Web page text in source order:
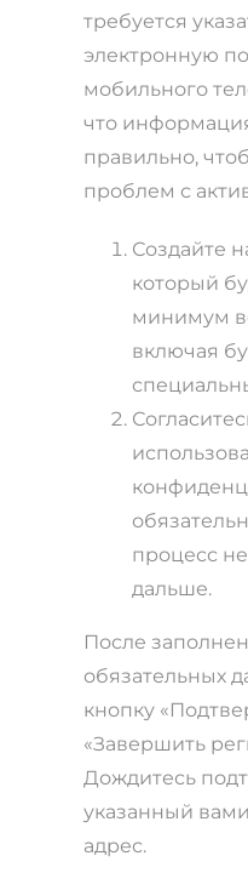
требуется
электронную
мобильного
что
правильно,
проблем с
Создайте
который
минимум
включая
процесс
дальше.
После
обязательных
кнопку
«Завершить
Дождитесь
указанный
адрес.